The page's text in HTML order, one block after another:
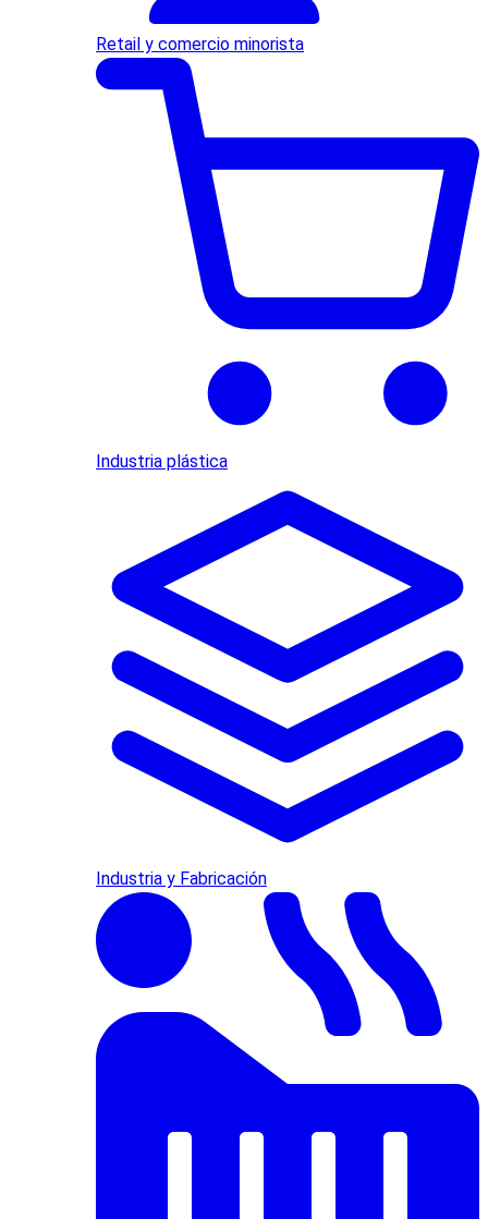
Retail y comercio minorista
Industria plástica
Industria y Fabricación